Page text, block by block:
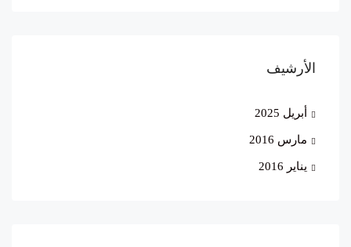
الأرشيف
أبريل 2025
مارس 2016
يناير 2016